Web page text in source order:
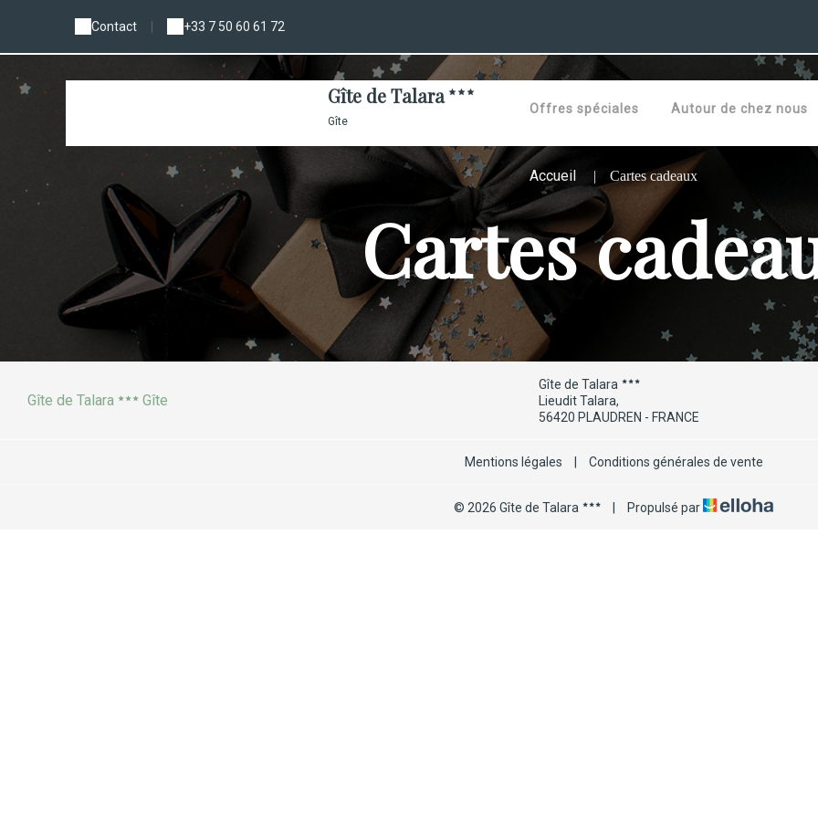
Contact +33 7 50 60 61 72
Gîte de Talara
Gîte
Offres spéciales Autour de chez nous
Accueil Cartes cadeaux
Cartes
Gîte de Talara Gîte
Gîte de Talara
Lieudit Talara,
56420 PLAUDREN - FRANCE
Mentions légales Conditions générales de vente
© 2026 Gîte de Talara Propulsé par